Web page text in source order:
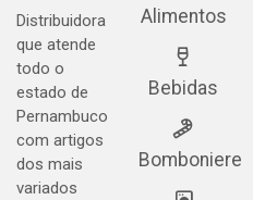
Distribuidora
que atende
todo o
estado de
Pernambuco
com artigos
dos mais
variados
Alimentos
Bebidas
Bomboniere